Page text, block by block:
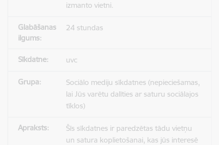
izmanto vietni.
24 stundas
uvc
Sociālo mediju sīkdatnes (nepieciešamas,
lai Jūs varētu dalīties ar saturu sociālajos
tīklos)
Šīs sīkdatnes ir paredzētas tādu vietņu
un satura koplietošanai, kas jūs interesē